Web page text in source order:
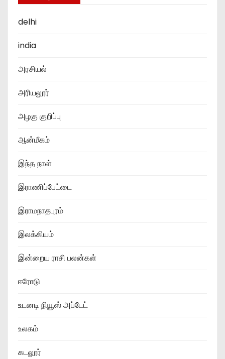
delhi
india
அரசியல்
அரியலூர்
அழகு குறிப்பு
ஆன்மீகம்
இந்த நாள்
இராணிப்பேட்டை
இராமநாதபுரம்
இலக்கியம்
இன்றைய ராசி பலன்கள்
ஈரோடு
உடனடி நியூஸ் அப்டேட்
உலகம்
கடலூர்